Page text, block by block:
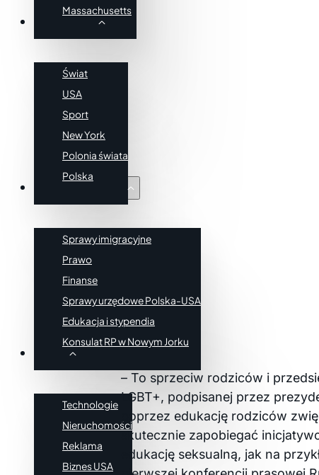
Massachusetts
Świat
USA
Sport
New York
Polonia świata
Polska
Sprawy imigracyjne
Prawo
Finanse
Sprawy urzędowe Polska-USA
Edukacja i stypendia
Konsulat RP w Nowym Jorku
Technologie
Nieruchomości
Reklama
Biznes USA
– To sprzeciw rodziców i
LGBT+, podpisanej przez
poprzez edukację rodziców
skutecznie zapobiegać
edukację seksualną, jak na